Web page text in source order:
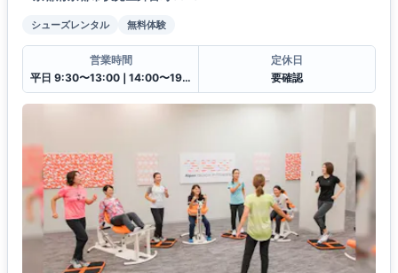
シューズレンタル 無料体験
営業時間
平日 9:30〜13:00❘14:00〜19:30土日祝 9:30〜13:00❘14:00〜18:00
定休日
要確認